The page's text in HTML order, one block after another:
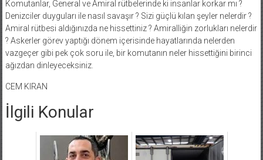
Komutanlar, General ve Amiral rütbelerinde ki insanlar korkar mı ?
Denizciler duyguları ile nasıl savaşır ? Sizi güçlü kılan şeyler nelerdir ?
Amiral rütbesi aldığınızda ne hissettiniz ? Amiralliğin zorlukları nelerdir
? Askerler görev yaptığı dönem içerisinde hayatlarında nelerden
vazgeçer gibi pek çok soru ile, bir komutanın neler hissettiğini birinci
ağızdan dinleyeceksiniz.
CEM KIRAN
İlgili Konular